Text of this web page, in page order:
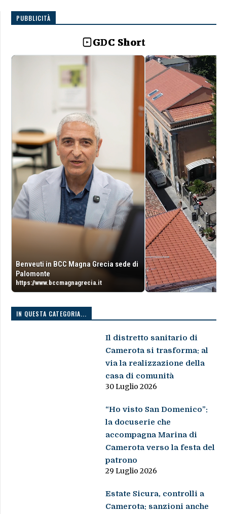
PUBBLICITÀ
GDC Short
Benveuti in BCC Magna Grecia sede di
Palomonte
https://www.bccmagnagrecia.it
IN QUESTA CATEGORIA...
Il distretto sanitario di
Camerota si trasforma: al
via la realizzazione della
casa di comunità
30 Luglio 2026
“Ho visto San Domenico”:
la docuserie che
accompagna Marina di
Camerota verso la festa del
patrono
29 Luglio 2026
Estate Sicura, controlli a
Camerota: sanzioni anche